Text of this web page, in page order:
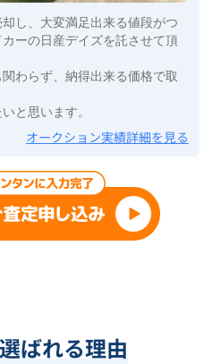
し、大変満足出来る値段がつ
ーの日産デイズを託させて頂
わらず、納得出来る価格で取
と思います。
オークション実績詳細を見る
ばれる理由